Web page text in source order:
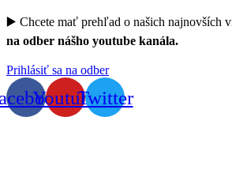
▶️ Chcete mať prehľad o našich najnovších
na odber nášho youtube kanála.
Prihlásiť sa na odber
YoutubeTwitter